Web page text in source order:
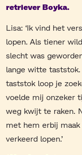
retriever Boyka.
Lisa: ‘Ik vind het
lopen. Als tiener
slecht was
lange witte
taststok loop je
voelde mij onzeker
weg kwijt te raken.
met hem erbij
verkeerd lopen.’